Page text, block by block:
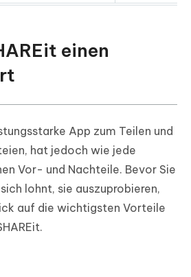
einen
App zum Teilen und
hat jedoch wie jede
Vor- und Nachteile. Bevor Sie
lohnt, sie auszuprobieren,
auf die wichtigsten Vorteile